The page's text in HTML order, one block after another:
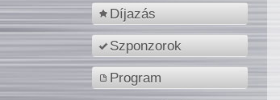
Díjazás
Szponzorok
Program